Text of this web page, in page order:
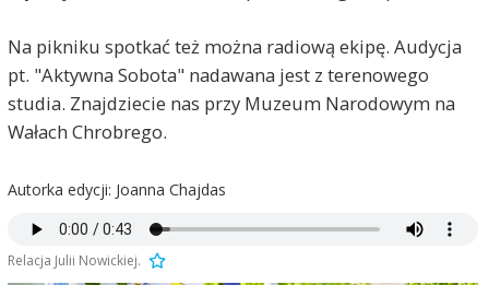
Na pikniku spotkać też można radiową ekipę. Audycja
pt. "Aktywna Sobota" nadawana jest z terenowego
studia. Znajdziecie nas przy Muzeum Narodowym na
Wałach Chrobrego.
Autorka edycji: Joanna Chajdas
Relacja Julii Nowickiej.